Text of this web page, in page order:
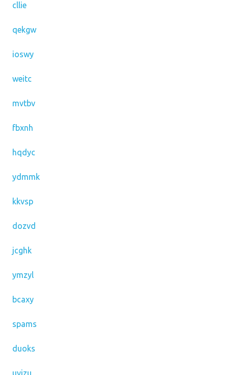
cllie
qekgw
ioswy
weitc
mvtbv
fbxnh
hqdyc
ydmmk
kkvsp
dozvd
jcghk
ymzyl
bcaxy
spams
duoks